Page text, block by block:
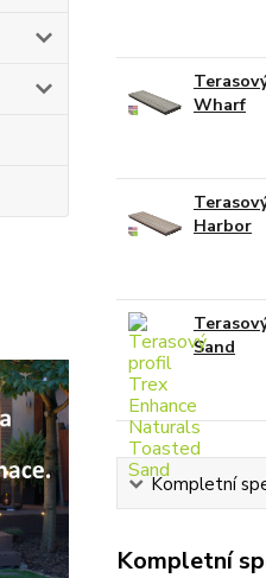
Wharf
Harbor
Sand
Kompletní
Kompletní